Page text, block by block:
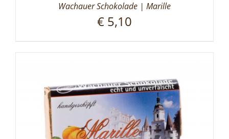
Wachauer Schokolade | Marille
€ 5,10